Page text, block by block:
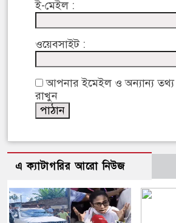
ই-মেইল :
ওয়েবসাইট :
আপনার ইমেইল ও অন্যান্য
রাখুন
এ ক্যাটাগরির আরো নিউজ